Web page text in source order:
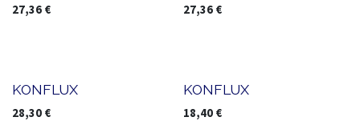
27,36 € 27,36 €
Nouveau !
KONFLUX
28,30 € Nouveau !
KONFLUX
18,40 €